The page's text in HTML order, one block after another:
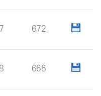
672
666